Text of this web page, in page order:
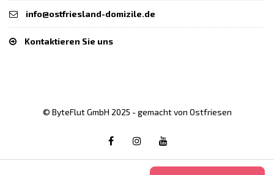
info@ostfriesland-domizile.de
Kontaktieren Sie uns
© ByteFlut GmbH 2025 - gemacht von Ostfriesen